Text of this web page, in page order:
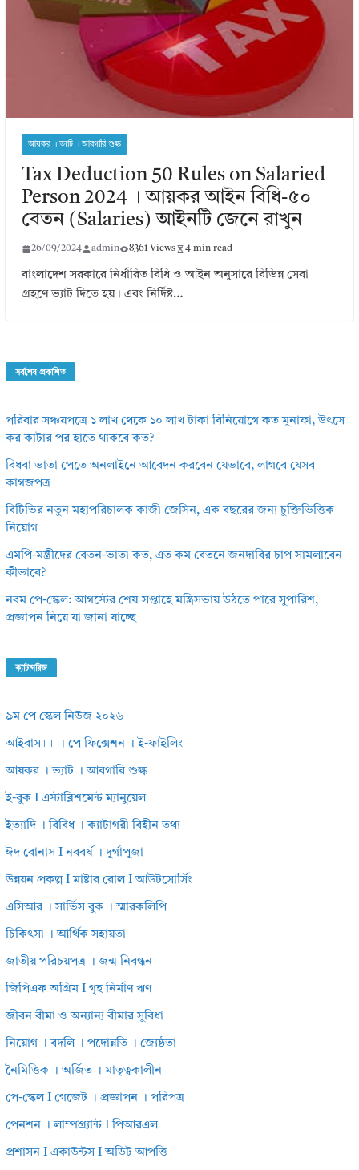
আয়কর । ভ্যাট । আবগারি শুল্ক
Tax Deduction 50 Rules on Salaried
Person 2024 । আয়কর আইন বিধি-৫০
বেতন (Salaries) আইনটি জেনে রাখুন
26/09/2024 admin 8361 Views 4 min read
বাংলাদেশ সরকারে নির্ধারিত বিধি ও আইন অনুসারে বিভিন্ন সেবা
গ্রহণে ভ্যাট দিতে হয়। এবং নির্দিষ্ট…
সর্বশেষ প্রকাশিত
পরিবার সঞ্চয়পত্রে ১ লাখ থেকে ১০ লাখ টাকা বিনিয়োগে কত মুনাফা, উৎসে
কর কাটার পর হাতে থাকবে কত?
বিধবা ভাতা পেতে অনলাইনে আবেদন করবেন যেভাবে, লাগবে যেসব
কাগজপত্র
বিটিভির নতুন মহাপরিচালক কাজী জেসিন, এক বছরের জন্য চুক্তিভিত্তিক
নিয়োগ
এমপি-মন্ত্রীদের বেতন-ভাতা কত, এত কম বেতনে জনদাবির চাপ সামলাবেন
কীভাবে?
নবম পে-স্কেল: আগস্টের শেষ সপ্তাহে মন্ত্রিসভায় উঠতে পারে সুপারিশ,
প্রজ্ঞাপন নিয়ে যা জানা যাচ্ছে
ক্যাটাগরিজ
৯ম পে স্কেল নিউজ ২০২৬
আইবাস++ । পে ফিক্সেশন । ই-ফাইলিং
আয়কর । ভ্যাট । আবগারি শুল্ক
ই-বুক I এস্টাব্লিশমেন্ট ম্যানুয়েল
ইত্যাদি । বিবিধ । ক্যাটাগরী বিহীন তথ্য
ঈদ বোনাস I নববর্ষ । দূর্গাপূজা
উন্নয়ন প্রকল্প I মাষ্টার রোল I আউটসোর্সিং
এসিআর । সার্ভিস বুক । স্মারকলিপি
চিকিৎসা । আর্থিক সহায়তা
জাতীয় পরিচয়পত্র । জন্ম নিবন্ধন
জিপিএফ অগ্রিম I গৃহ নির্মাণ ঋণ
জীবন বীমা ও অন্যান্য বীমার সুবিধা
নিয়োগ । বদলি । পদোন্নতি । জ্যেষ্ঠতা
নৈমিত্তিক । অর্জিত । মাতৃত্বকালীন
পে-স্কেল I গেজেট । প্রজ্ঞাপন । পরিপত্র
পেনশন । লাম্পগ্র্যান্ট I পিআরএল
প্রশাসন I একাউন্টস I অডিট আপত্তি